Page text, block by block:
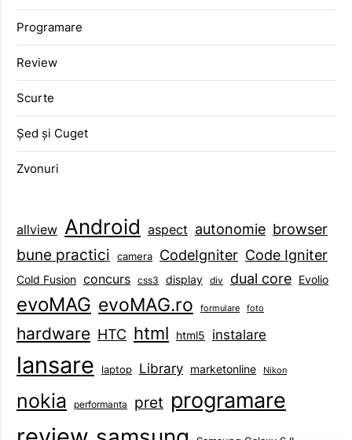
Programare
Review
Scurte
Șed și Cuget
Zvonuri
allview Android aspect autonomie browser
bune practici camera CodeIgniter Code Igniter
Cold Fusion concurs css3 display div dual core Evolio
evoMAG evoMAG.ro formulare foto
hardware HTC html html5 instalare
lansare laptop Library marketonline Nikon
nokia performanta pret programare